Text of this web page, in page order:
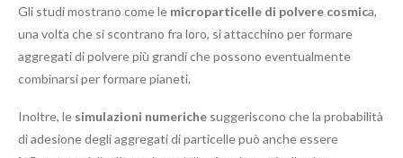
Gli studi mostrano come le microparticelle di polvere cosmica,
una volta che si scontrano fra loro, si attacchino per formare
aggregati di polvere più grandi che possono eventualmente
combinarsi per formare pianeti.
Inoltre, le simulazioni numeriche suggeriscono che la probabilità
di adesione degli aggregati di particelle può anche essere